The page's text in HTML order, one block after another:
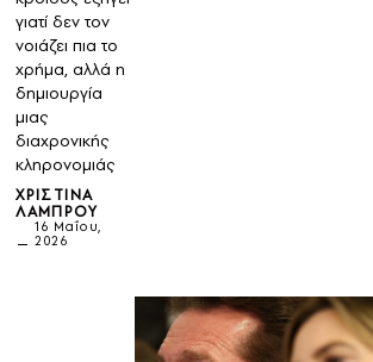
γιατί δεν τον
νοιάζει πια το
χρήμα, αλλά η
δημιουργία
μιας
διαχρονικής
κληρονομιάς
ΧΡΙΣΤΊΝΑ
ΛΆΜΠΡΟΥ
16 Μαΐου,
2026